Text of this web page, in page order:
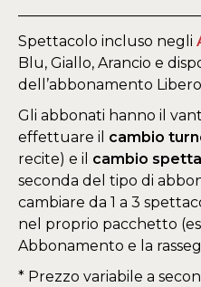
Spettacolo incluso negli
Blu, Giallo, Arancio e
dell’abbonamento
Gli abbonati hanno il
effettuare il cambio
recite) e il cambio
seconda del tipo di
cambiare da 1 a 3
nel proprio pacchetto
Abbonamento e la
* Prezzo variabile a